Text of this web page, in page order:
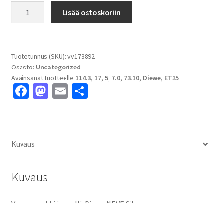
5x114.3
ET35
keskireikä:73.10
määrä
Lisää ostoskoriin
Tuotetunnus (SKU): vv173892
Osasto: Uncategorized
Avainsanat tuotteelle 114.3, 17, 5, 7.0, 73.10, Diewe, ET35
Fa
o
M E S
Kuvaus
Kuvaus